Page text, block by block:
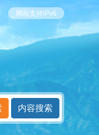
网站支持IPv6